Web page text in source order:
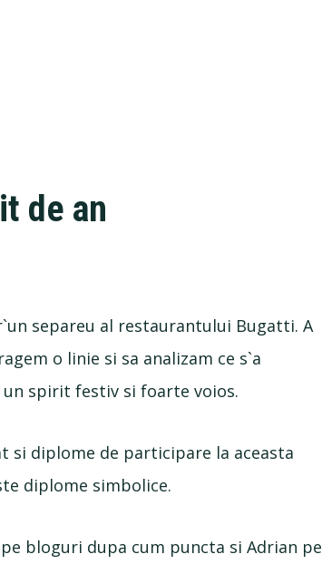
de an
separeu al restaurantului Bugatti. A
o linie si sa analizam ce s`a
spirit festiv si foarte voios.
si diplome de participare la aceasta
diplome simbolice.
bloguri dupa cum puncta si Adrian pe